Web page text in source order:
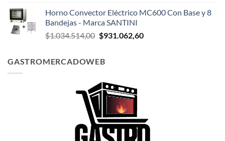
original
era:
$1.047.174,00.
actual
$942.456,60.
Horno Convector Eléctrico MC600 Con Base y 8
Bandejas - Marca SANTINI
$1.034.514,00 El
era:
$931.062,60El
GASTROMERCADOWEB